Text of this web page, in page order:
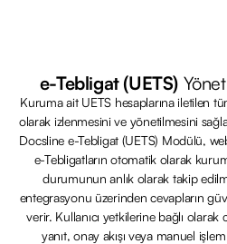
e-Tebligat (UETS)
Kuruma ait UETS hesaplarına iletilen
olarak izlenmesini ve yönetilmesini
Docsline e-Tebligat (UETS) Modülü,
e-Tebligatların otomatik olarak
durumunun anlık olarak takip
entegrasyonu üzerinden cevapların
verir. Kullanıcı yetkilerine bağlı
yanıt, onay akışı veya manuel